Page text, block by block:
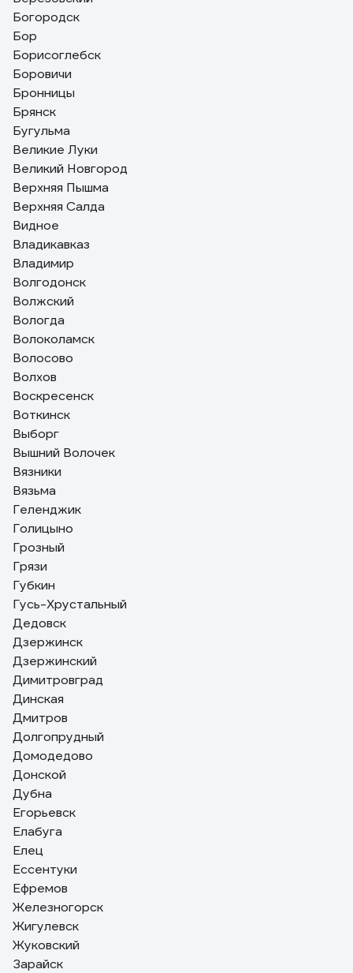
Богородск
Бор
Борисоглебск
Боровичи
Бронницы
Брянск
Бугульма
Великие Луки
Великий Новгород
Верхняя Пышма
Верхняя Салда
Видное
Владикавказ
Владимир
Волгодонск
Волжский
Вологда
Волоколамск
Волосово
Волхов
Воскресенск
Воткинск
Выборг
Вышний Волочек
Вязники
Вязьма
Геленджик
Голицыно
Грозный
Грязи
Губкин
Гусь-Хрустальный
Дедовск
Дзержинск
Дзержинский
Димитровград
Динская
Дмитров
Долгопрудный
Домодедово
Донской
Дубна
Егорьевск
Елабуга
Елец
Ессентуки
Ефремов
Железногорск
Жигулевск
Жуковский
Зарайск